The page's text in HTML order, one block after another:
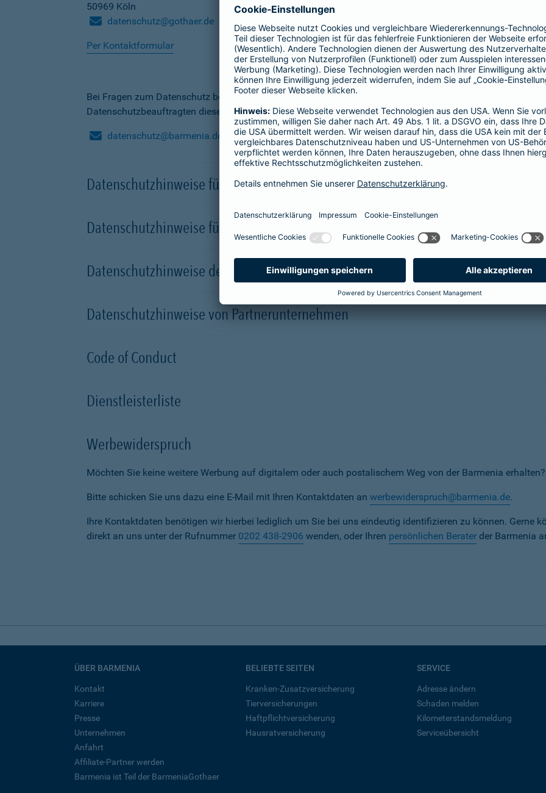
50969 Köln
datenschutz@gothaer.de
Per Kontaktformular
Bei Fragen zum Datenschutz bei der Barmenia Krankenversicherung AG und der Barmenia Allgemeine
Datenschutzbeauftragten dieser Gesellschaften kontaktieren.
datenschutz@barmenia.de
Datenschutzhinweise für Besucher der Webseite
Datenschutzhinweise für Onlinepräsenzen in sozialen Medien
Datenschutzhinweise der Versicherungsunternehmen
Datenschutzhinweise von Partnerunternehmen
Code of Conduct
Dienstleisterliste
Werbewiderspruch
Möchten Sie keine weitere Werbung auf digitalem oder auch postalischem Weg von der Barmenia
Bitte schicken Sie uns dazu eine E-Mail mit Ihren Kontaktdaten an werbewiderspruch@barmenia.de.
Ihre Kontaktdaten benötigen wir hierbei lediglich um Sie bei uns eindeutig identifizieren zu können. Gerne
direkt an uns unter der Rufnummer 0202 438-2906 wenden, oder Ihren persönlichen Berater der Barmenia
ÜBER BARMENIA
Kontakt
Karriere
Presse
Unternehmen
Anfahrt
Affiliate-Partner werden
Barmenia ist Teil der BarmeniaGothaer
BELIEBTE SEITEN
Kranken-Zusatzversicherung
Tierversicherungen
Haftpflichtversicherung
Hausratversicherung
SERVICE
Adresse ändern
Schaden melden
Kilometerstandsmeldung
Serviceübersicht